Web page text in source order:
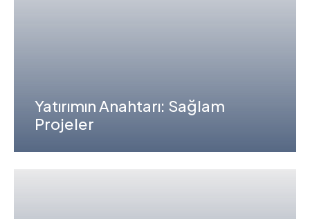
Yatırımın Anahtarı: Sağlam
Projeler